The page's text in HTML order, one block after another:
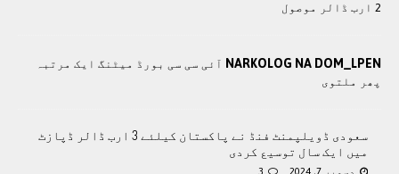
2 ارب ڈالر موصول
NARKOLOG NA DOM_LPEN آئی سی سی بورڈ میٹنگ ایک مرتبہ
پھر ملتوی
سعودی ڈویلپمنٹ فنڈ نے پاکستان کیلئے 3 ارب ڈالر ڈپازٹ
میں ایک سال توسیع کردی
دسمبر 7, 2024 3